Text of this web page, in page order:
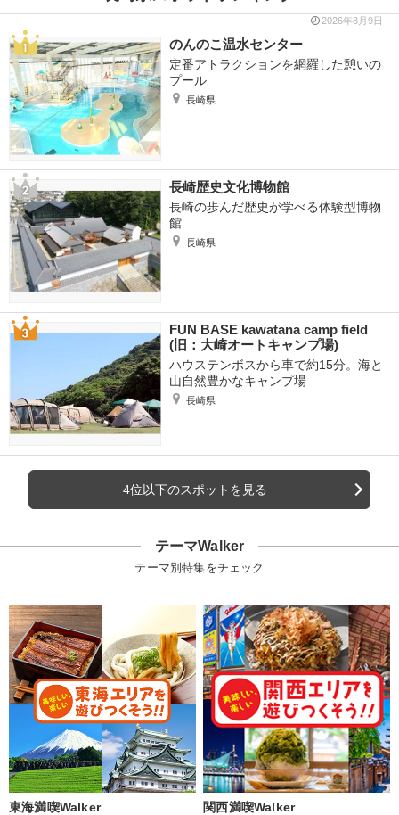
2026年8月9日
のんのこ温水センター
定番アトラクションを網羅した憩いの
プール
長崎県
長崎歴史文化博物館
長崎の歩んだ歴史が学べる体験型博物
館
長崎県
FUN BASE kawatana camp field
(旧：大崎オートキャンプ場)
ハウステンボスから車で約15分。海と
山自然豊かなキャンプ場
長崎県
4位以下のスポットを見る
テーマWalker
テーマ別特集をチェック
東海満喫Walker 関西満喫Walker